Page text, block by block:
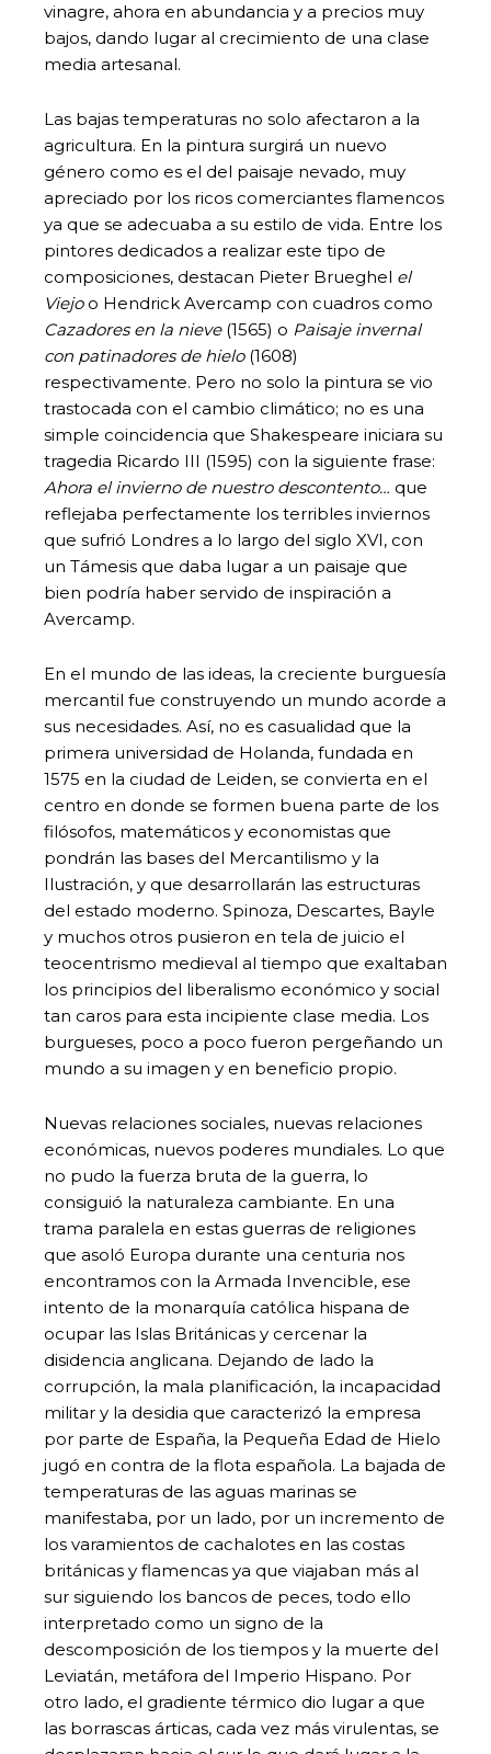
vinagre, ahora en abundancia y a precios muy
bajos, dando lugar al crecimiento de una clase
media artesanal.
Las bajas temperaturas no solo afectaron a la
agricultura. En la pintura surgirá un nuevo
género como es el del paisaje nevado, muy
apreciado por los ricos comerciantes flamencos
ya que se adecuaba a su estilo de vida. Entre los
pintores dedicados a realizar este tipo de
composiciones, destacan Pieter Brueghel el
Viejoo Hendrick Avercamp con cuadros como
Cazadores en la nieve(1565) o Paisaje invernal
con patinadores de hielo (1608)
respectivamente. Pero no solo la pintura se vio
trastocada con el cambio climático; no es una
simple coincidencia que Shakespeare iniciara su
tragedia Ricardo III (1595) con la siguiente frase:
Ahora el invierno de nuestro descontento… que
reflejaba perfectamente los terribles inviernos
que sufrió Londres a lo largo del siglo XVI, con
un Támesis que daba lugar a un paisaje que
bien podría haber servido de inspiración a
Avercamp.
En el mundo de las ideas, la creciente burguesía
mercantil fue construyendo un mundo acorde a
sus necesidades. Así, no es casualidad que la
primera universidad de Holanda, fundada en
1575 en la ciudad de Leiden, se convierta en el
centro en donde se formen buena parte de los
filósofos, matemáticos y economistas que
pondrán las bases del Mercantilismo y la
Ilustración, y que desarrollarán las estructuras
del estado moderno. Spinoza, Descartes, Bayle
y muchos otros pusieron en tela de juicio el
teocentrismo medieval al tiempo que exaltaban
los principios del liberalismo económico y social
tan caros para esta incipiente clase media. Los
burgueses, poco a poco fueron pergeñando un
mundo a su imagen y en beneficio propio.
Nuevas relaciones sociales, nuevas relaciones
económicas, nuevos poderes mundiales. Lo que
no pudo la fuerza bruta de la guerra, lo
consiguió la naturaleza cambiante. En una
trama paralela en estas guerras de religiones
que asoló Europa durante una centuria nos
encontramos con la Armada Invencible, ese
intento de la monarquía católica hispana de
ocupar las Islas Británicas y cercenar la
disidencia anglicana. Dejando de lado la
corrupción, la mala planificación, la incapacidad
militar y la desidia que caracterizó la empresa
por parte de España, la Pequeña Edad de Hielo
jugó en contra de la flota española. La bajada de
temperaturas de las aguas marinas se
manifestaba, por un lado, por un incremento de
los varamientos de cachalotes en las costas
británicas y flamencas ya que viajaban más al
sur siguiendo los bancos de peces, todo ello
interpretado como un signo de la
descomposición de los tiempos y la muerte del
Leviatán, metáfora del Imperio Hispano. Por
otro lado, el gradiente térmico dio lugar a que
las borrascas árticas, cada vez más virulentas, se